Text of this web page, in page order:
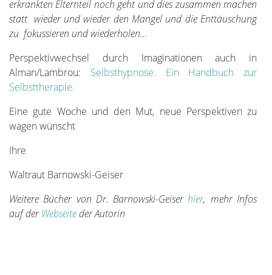
erkrankten Elternteil noch geht und dies zusammen machen
statt wieder und wieder den Mangel und die Enttäuschung
zu fokussieren und wiederholen…
Perspektivwechsel durch Imaginationen auch in
Alman/Lambrou: Selbsthypnose. Ein Handbuch zur
Selbsttherapie.
Eine gute Woche und den Mut, neue Perspektiven zu
wagen wünscht
Ihre
Waltraut Barnowski-Geiser
Weitere Bücher von Dr. Barnowski-Geiserhier, mehr Infos
auf derWebseiteder Autorin